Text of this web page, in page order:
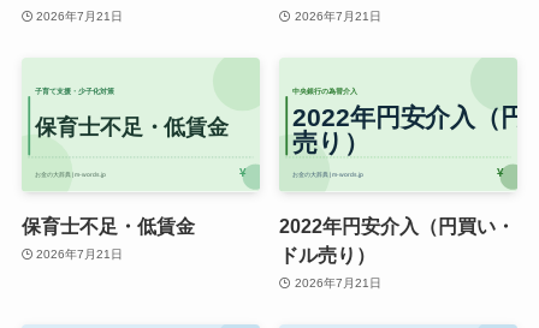
2026年7月21日 2026年7月21日
保育士不足・低賃金
2026年7月21日
2022年円安介入（円買い・
ドル売り）
2026年7月21日